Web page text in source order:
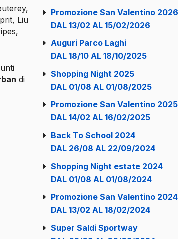
Liu
di
Promozione San Valentino 2026
DAL 13/02 AL 15/02/2026
Auguri Parco Laghi
DAL 18/10 AL 18/10/2025
Shopping Night 2025
DAL 01/08 AL 01/08/2025
Promozione San Valentino 2025
DAL 14/02 AL 16/02/2025
Back To School 2024
DAL 26/08 AL 22/09/2024
Shopping Night estate 2024
DAL 01/08 AL 01/08/2024
Promozione San Valentino 2024
DAL 13/02 AL 18/02/2024
Super Saldi Sportway